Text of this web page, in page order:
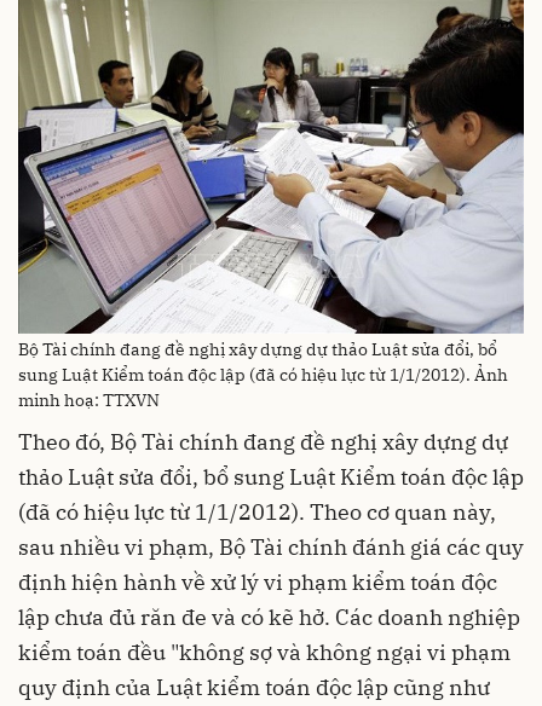
Bộ Tài chính đang đề nghị xây dựng dự thảo Luật sửa đổi, bổ
sung Luật Kiểm toán độc lập (đã có hiệu lực từ 1/1/2012). Ảnh
minh hoạ: TTXVN
Theo đó, Bộ Tài chính đang đề nghị xây dựng dự
thảo Luật sửa đổi, bổ sung Luật Kiểm toán độc lập
(đã có hiệu lực từ 1/1/2012). Theo cơ quan này,
sau nhiều vi phạm, Bộ Tài chính đánh giá các quy
định hiện hành về xử lý vi phạm kiểm toán độc
lập chưa đủ răn đe và có kẽ hở. Các doanh nghiệp
kiểm toán đều "không sợ và không ngại vi phạm
quy định của Luật kiểm toán độc lập cũng như